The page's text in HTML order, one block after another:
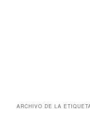
ARCHIVO DE LA